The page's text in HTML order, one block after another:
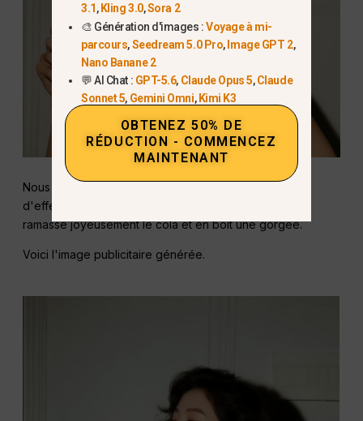
Nous pouvons également demander au modèle
d'effectuer d'autres actions, par exemple : le modèle
ramasse joyeusement le cola et en boit une gorgée.
Voici l'image publicitaire générée.
3.1,Kling 3.0,Sora 2
🎨 Génération d'images :Voyage à mi-
parcours,Seedream 5.0 Pro,Image GPT 2,
Nano Banane 2
💬 AI Chat : GPT-5.6, Claude Opus 5,Claude
Sonnet 5, Gemini Omni,Kimi K3
OBTENEZ 50% DE
RÉDUCTION - COMMENCEZ
MAINTENANT